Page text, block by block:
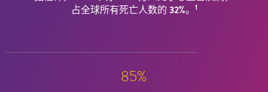
占全球所有死亡人数的 32%。 1
85%